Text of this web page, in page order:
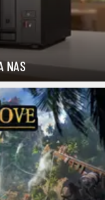
NAS